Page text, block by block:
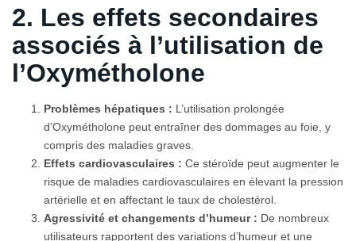
2. Les effets secondaires
associés à l’utilisation de
l’Oxymétholone
Problèmes hépatiques : L’utilisation prolongée
d’Oxymétholone peut entraîner des dommages au foie, y
compris des maladies graves.
Effets cardiovasculaires : Ce stéroïde peut augmenter le
risque de maladies cardiovasculaires en élevant la pression
artérielle et en affectant le taux de cholestérol.
Agressivité et changements d’humeur : De nombreux
utilisateurs rapportent des variations d’humeur et une